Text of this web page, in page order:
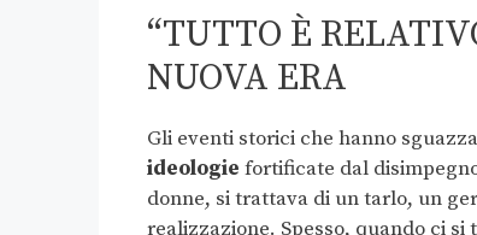
“TUTTO È
NUOVA ERA
Gli eventi storici che hanno
ideologie fortificate dal
donne, si trattava di un tarlo, un
realizzazione. Spesso, quando ci